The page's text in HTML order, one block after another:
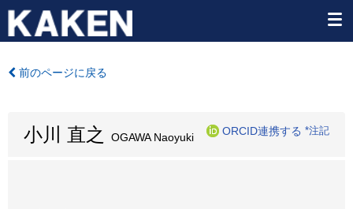
前のページに戻る
小川 直之 OGAWA Naoyuki
ORCID連携する *注記